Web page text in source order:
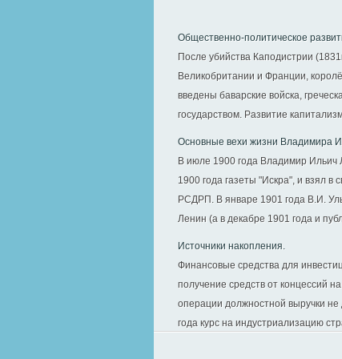
Общественно-политическое
После убийства Каподистрии
Великобритании и Франции,
введены баварские войска,
государством. Развитие
Основные вехи жизни Владимира
В июле 1900 года Владимир Ильич
1900 года газеты "Искра", и взял в
РСДРП. В январе 1901 года В.И.
Ленин (а в декабре 1901 года и
Источники накопления.
Финансовые средства для
получение средств от концессий
операции должностной выручки
года курс на индустриализацию